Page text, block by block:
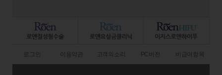
로그인 이용약관 고객의소리 PC버전 비급여항목